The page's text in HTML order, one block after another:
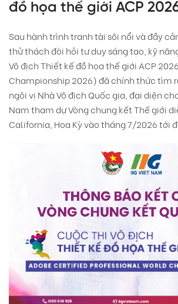
đồ họa thế giới ACP
Sau hành trình tranh tài sôi nổi và đầy
thử thách đòi hỏi tư duy sáng tạo, kỹ
Vô địch Thiết kế đồ họa thế giới ACP
Championship 2026) đã chính thức tìm
ngôi vị Nhà Vô địch Quốc gia, đại diện
Nam tham dự Vòng chung kết Thế giới
California, Hoa Kỳ vào tháng 7/2026 tới